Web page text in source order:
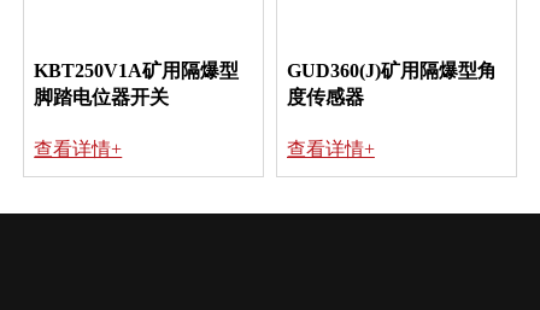
KBT250V1A矿用隔爆型
脚踏电位器开关
查看详情+
GUD360(J)矿用隔爆型角
度传感器
查看详情+